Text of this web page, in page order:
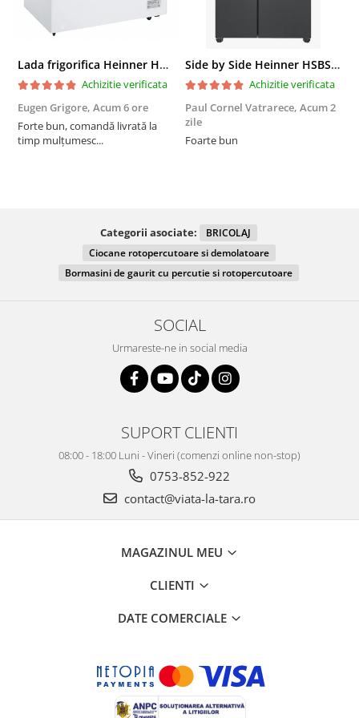
Lada frigorifica Heinner HCF-287CNHE++, 287 l, Clasa E, Compresor inverter, Iluminare LED, Functionalitate frigider, Alb
Achizitie verificata
Eugen Grigore, Acum 6 ore
Forte bun, comandă livrată la
timp mulțumesc...
Side by Side Heinner HSBS-HM439NFINVDGWDE++, Total No Frost, Compresor Inverter, Dozator Apa, Display Touch LED, 439 L, Clasa E, Gri Antracit Texturat
Achizitie verificata
Paul Cornel Vatrarece, Acum 2
zile
Foarte bun
Categorii asociate:
BRICOLAJ
Ciocane rotopercutoare si demolatoare
Bormasini de gaurit cu percutie si rotopercutoare
SOCIAL
Urmareste-ne in social media
SUPORT CLIENTI
08:00 - 18:00 Luni - Vineri (comenzi online non-stop)
0753-852-922
contact@viata-la-tara.ro
MAGAZINUL MEU
CLIENTI
DATE COMERCIALE